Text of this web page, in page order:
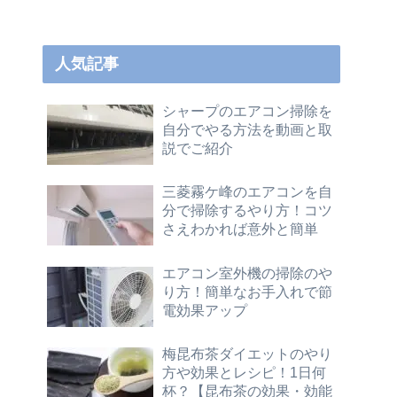
人気記事
シャープのエアコン掃除を
自分でやる方法を動画と取
説でご紹介
三菱霧ケ峰のエアコンを自
分で掃除するやり方！コツ
さえわかれば意外と簡単
エアコン室外機の掃除のや
り方！簡単なお手入れで節
電効果アップ
梅昆布茶ダイエットのやり
方や効果とレシピ！1日何
杯？【昆布茶の効果・効能